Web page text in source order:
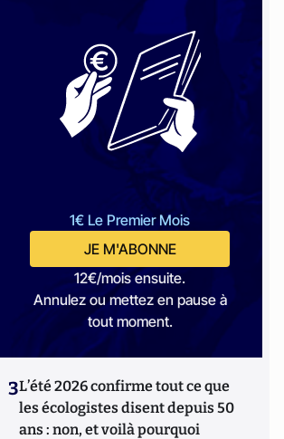
1€ Le Premier Mois
JE M'ABONNE
12€/mois ensuite.
Annulez ou mettez en pause à
tout moment.
3L’été 2026 confirme tout ce que
les écologistes disent depuis 50
ans : non, et voilà pourquoi